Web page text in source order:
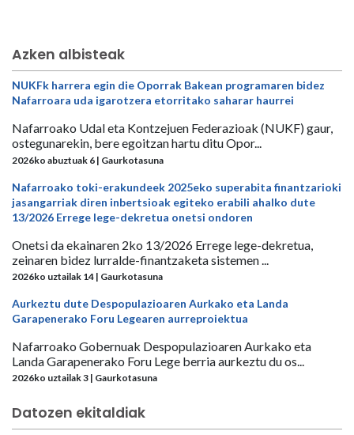
Azken albisteak
NUKFk harrera egin die Oporrak Bakean programaren bidez
Nafarroara uda igarotzera etorritako saharar haurrei
Nafarroako Udal eta Kontzejuen Federazioak (NUKF) gaur,
ostegunarekin, bere egoitzan hartu ditu Opor...
2026ko abuztuak 6 | Gaurkotasuna
Nafarroako toki-erakundeek 2025eko superabita finantzarioki
jasangarriak diren inbertsioak egiteko erabili ahalko dute
13/2026 Errege lege-dekretua onetsi ondoren
Onetsi da ekainaren 2ko 13/2026 Errege lege-dekretua,
zeinaren bidez lurralde-finantzaketa sistemen ...
2026ko uztailak 14 | Gaurkotasuna
Aurkeztu dute Despopulazioaren Aurkako eta Landa
Garapenerako Foru Legearen aurreproiektua
Nafarroako Gobernuak Despopulazioaren Aurkako eta
Landa Garapenerako Foru Lege berria aurkeztu du os...
2026ko uztailak 3 | Gaurkotasuna
Datozen ekitaldiak